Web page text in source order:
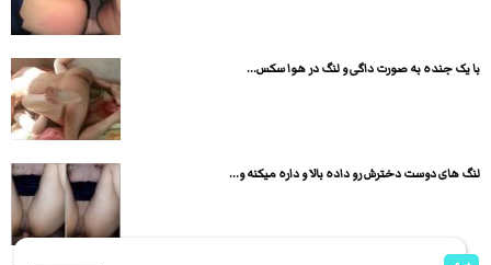
با یک جنده به صورت داگی و لنگ در هوا سکس...
لنگ های دوست دخترش رو داده بالا و داره میکنه و...